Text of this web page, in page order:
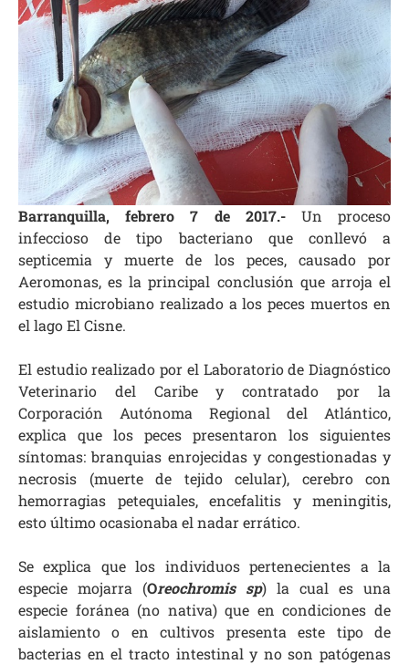
Barranquilla, febrero 7 de 2017.-Un proceso
infeccioso de tipo bacteriano que conllevó a
septicemia y muerte de los peces, causado por
Aeromonas, es la principal conclusión que arroja el
estudio microbiano realizado a los peces muertos en
el lago El Cisne.
El estudio realizado por el Laboratorio de Diagnóstico
Veterinario del Caribe y contratado por la
Corporación Autónoma Regional del Atlántico,
explica que los peces presentaron los siguientes
síntomas: branquias enrojecidas y congestionadas y
necrosis (muerte de tejido celular), cerebro con
hemorragias petequiales, encefalitis y meningitis,
esto último ocasionaba el nadar errático.
Se explica que los individuos pertenecientes a la
especie mojarra (Oreochromis sp) la cual es una
especie foránea (no nativa) que en condiciones de
aislamiento o en cultivos presenta este tipo de
bacterias en el tracto intestinal y no son patógenas